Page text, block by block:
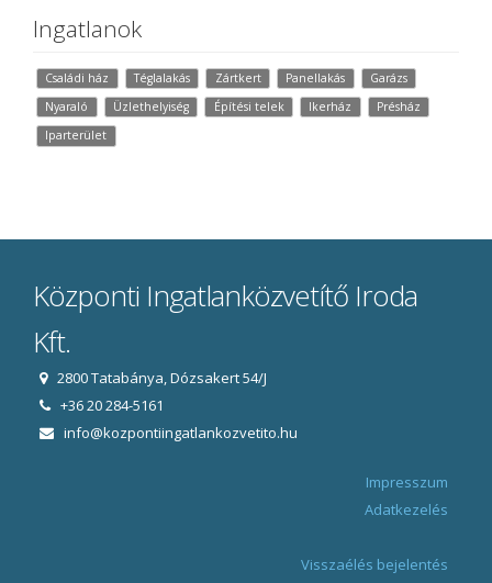
Ingatlanok
Családi ház Téglalakás Zártkert Panellakás
Garázs
Nyaraló
Üzlethelyiség Építési telek Ikerház
Présház
Iparterület
Központi Ingatlanközvetítő Iroda
Kft.
2800 Tatabánya, Dózsakert 54/J
+36 20 284-5161
info@kozpontiingatlankozvetito.hu
Impresszum
Adatkezelés
Visszaélés bejelentés